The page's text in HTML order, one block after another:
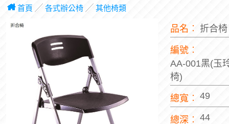
首頁 ╱ 各式辦公椅╱ 其他椅類
品名︰ 折合
編號︰
AA-001黑(玉
椅)
總寬︰ 49
總深︰ 44